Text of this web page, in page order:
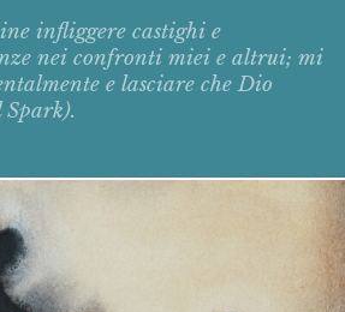
infliggere castighi e
nei confronti miei e altrui; mi
e lasciare che Dio